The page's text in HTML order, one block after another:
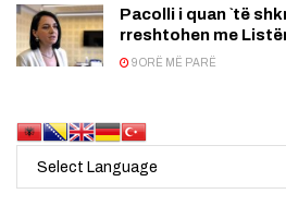
Pacolli i quan `të
rreshtohen me
9 ORË MË PARË